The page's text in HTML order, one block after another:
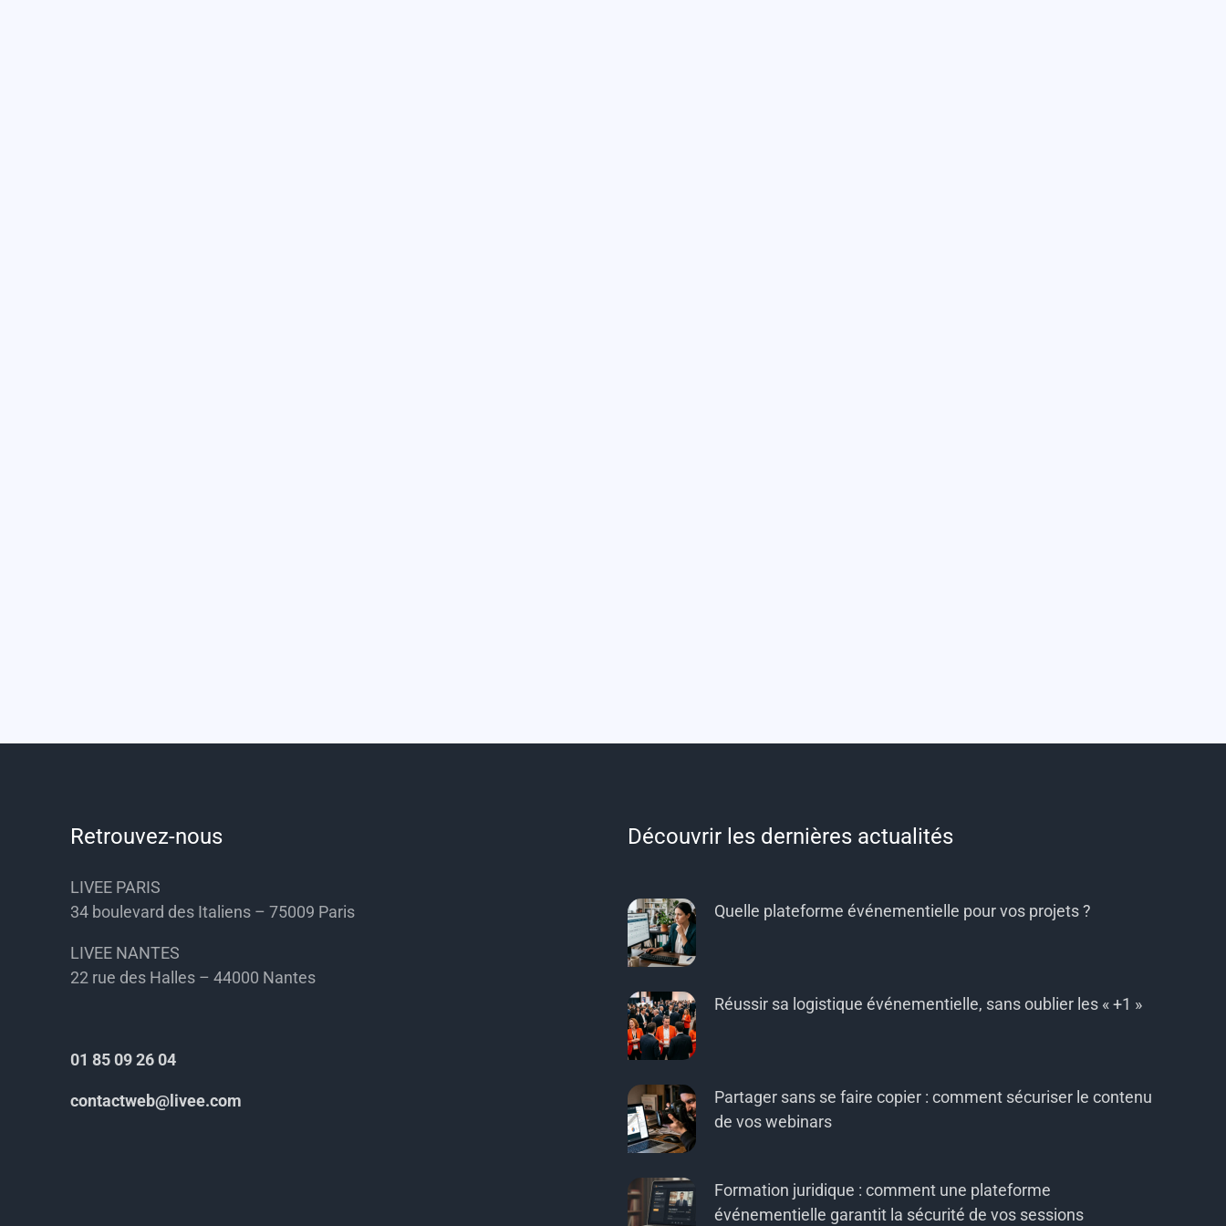
Retrouvez-nous
LIVEE PARIS
34 boulevard des Italiens – 75009 Paris
LIVEE NANTES
22 rue des Halles – 44000 Nantes
01 85 09 26 04
contactweb@livee.com
Découvrir les dernières actualités
Quelle plateforme événementielle pour vos projets ?
Réussir sa logistique événementielle, sans oublier les « +1 »
Partager sans se faire copier : comment sécuriser le contenu
de vos webinars
Formation juridique : comment une plateforme
événementielle garantit la sécurité de vos sessions